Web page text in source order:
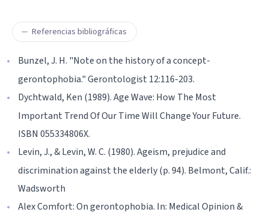
Referencias bibliográficas
Bunzel, J. H. "Note on the history of a concept-
gerontophobia." Gerontologist 12:116-203.
Dychtwald, Ken (1989). Age Wave: How The Most
Important Trend Of Our Time Will Change Your Future.
ISBN 055334806X.
Levin, J., & Levin, W. C. (1980). Ageism, prejudice and
discrimination against the elderly (p. 94). Belmont, Calif.:
Wadsworth
Alex Comfort: On gerontophobia. In: Medical Opinion &